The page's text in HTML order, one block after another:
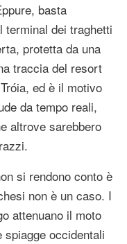
basta
terminal dei traghetti
protetta da una
traccia del resort
ed è il motivo
da tempo reali,
altrove sarebbero
si rendono conto è
non è un caso. I
attenuano il moto
spiagge occidentali